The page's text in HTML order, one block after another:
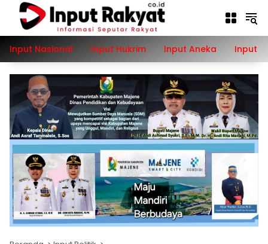
Langsung
konten
Input Nasional
Input Hukrim Input Aneka Input